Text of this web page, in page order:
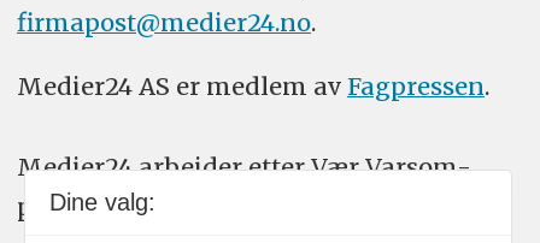
firmapost@medier24.no.
Medier24 AS er medlem av Fagpressen.
Medier24 arbeider etter Vær Varsom-
plakatens regler for god presseskikk.
Dine valg: